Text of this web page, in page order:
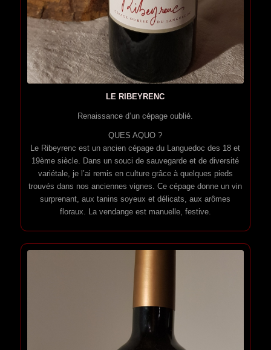
LE RIBEYRENC
Renaissance d’un cépage oublié.
QUES AQUO ?
Le Ribeyrenc est un ancien cépage du Languedoc des 18 et
19ème siècle. Dans un souci de sauvegarde et de diversité
variétale, je l’ai remis en culture grâce à quelques pieds
trouvés dans nos anciennes vignes. Ce cépage donne un vin
surprenant, aux tanins soyeux et délicats, aux arômes
floraux. La vendange est manuelle, festive.